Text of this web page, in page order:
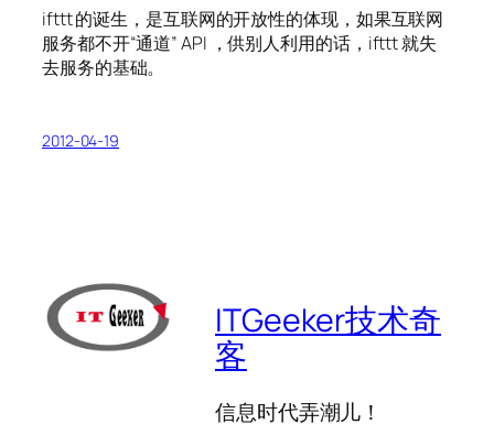
ifttt 的诞生，是互联网的开放性的体现，如果互联网
服务都不开“通道” API ，供别人利用的话，ifttt 就失
去服务的基础。
2012-04-19
ITGeeker技术奇
客
信息时代弄潮儿！